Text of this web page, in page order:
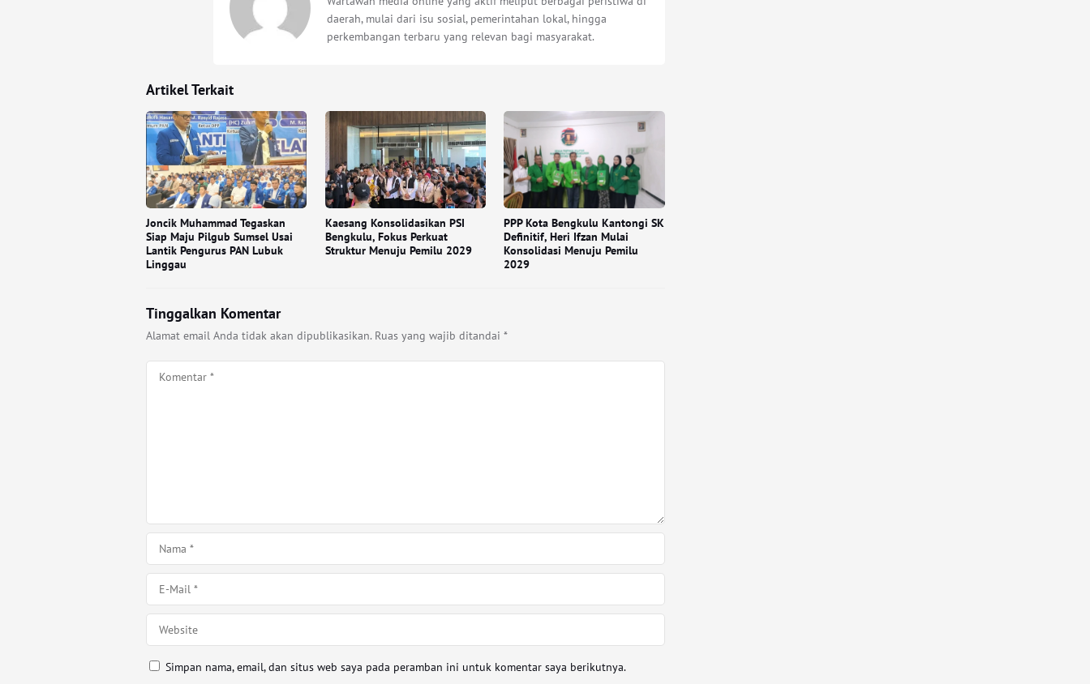
daerah, mulai dari isu sosial, pemerintahan lokal, hingga
perkembangan terbaru yang relevan bagi masyarakat.
Artikel Terkait
Joncik Muhammad Tegaskan
Siap Maju Pilgub Sumsel Usai
Lantik Pengurus PAN Lubuk
Linggau
Kaesang Konsolidasikan PSI
Bengkulu, Fokus Perkuat
Struktur Menuju Pemilu 2029
PPP Kota Bengkulu Kantongi SK
Definitif, Heri Ifzan Mulai
Konsolidasi Menuju Pemilu
2029
Tinggalkan Komentar
Alamat email Anda tidak akan dipublikasikan. Ruas yang wajib ditandai *
Simpan nama, email, dan situs web saya pada peramban ini untuk komentar saya berikutnya.